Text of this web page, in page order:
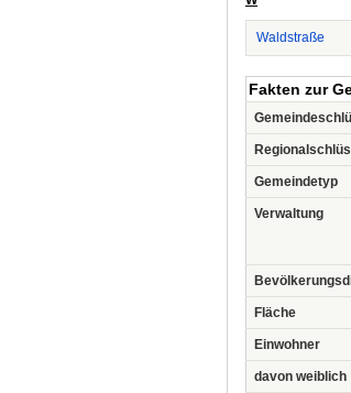
Waldstraße
Fakten zur
Gemeindetyp
Verwaltung
Fläche
Einwohner
davon weiblich